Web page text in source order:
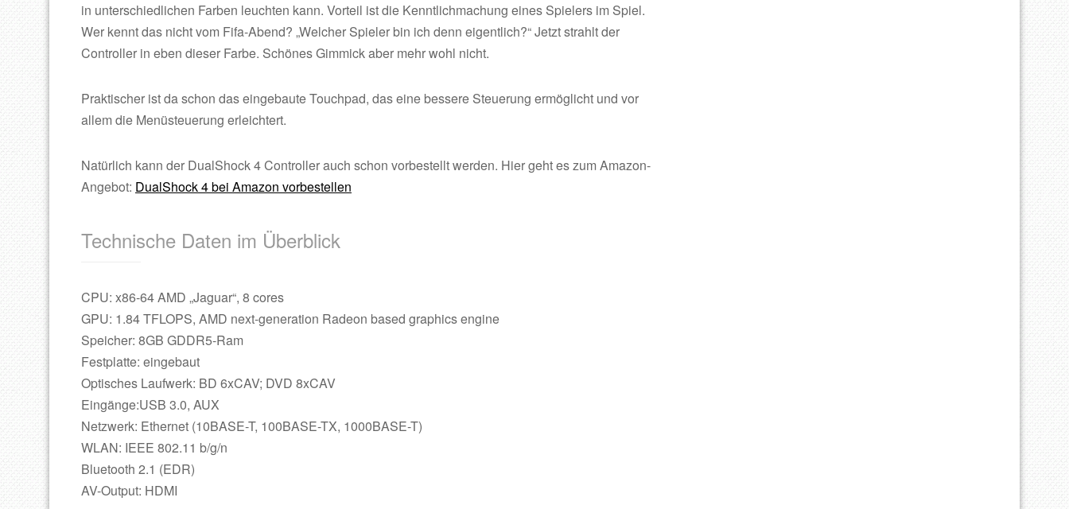
in unterschiedlichen Farben leuchten kann. Vorteil ist die Kenntlichmachung eines Spielers im Spiel.
Wer kennt das nicht vom Fifa-Abend? „Welcher Spieler bin ich denn eigentlich?“ Jetzt strahlt der
Controller in eben dieser Farbe. Schönes Gimmick aber mehr wohl nicht.
Praktischer ist da schon das eingebaute Touchpad, das eine bessere Steuerung ermöglicht und vor
allem die Menüsteuerung erleichtert.
Natürlich kann der DualShock 4 Controller auch schon vorbestellt werden. Hier geht es zum Amazon-
Angebot: DualShock 4 bei Amazon vorbestellen
Technische Daten im Überblick
CPU: x86-64 AMD „Jaguar“, 8 cores
GPU: 1.84 TFLOPS, AMD next-generation Radeon based graphics engine
Speicher: 8GB GDDR5-Ram
Festplatte: eingebaut
Optisches Laufwerk: BD 6xCAV; DVD 8xCAV
Eingänge:USB 3.0, AUX
Netzwerk: Ethernet (10BASE-T, 100BASE-TX, 1000BASE-T)
WLAN: IEEE 802.11 b/g/n
Bluetooth 2.1 (EDR)
AV-Output: HDMI